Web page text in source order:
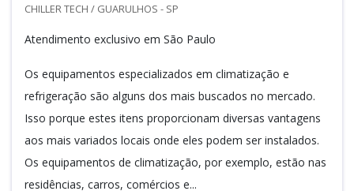
CHILLER TECH / GUARULHOS - SP
Atendimento exclusivo em São Paulo
Os equipamentos especializados em climatização e
refrigeração são alguns dos mais buscados no mercado.
Isso porque estes itens proporcionam diversas vantagens
aos mais variados locais onde eles podem ser instalados.
Os equipamentos de climatização, por exemplo, estão nas
residências, carros, comércios e...